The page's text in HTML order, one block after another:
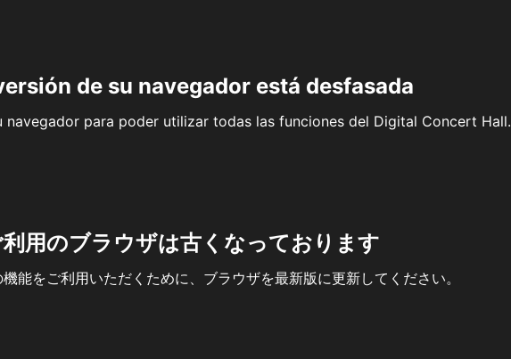
de su navegador está desfasada
navegador para poder utilizar todas las funciones del Digital Concert Hall.
用のブラウザは古くなっております
能をご利用いただくために、ブラウザを最新版に更新してください。